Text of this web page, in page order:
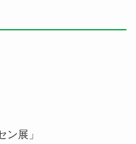
ン展」